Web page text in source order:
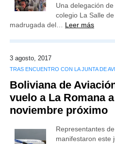
Una delegación
colegio La Salle
madrugada del… Leer más
3 agosto, 2017
TRAS ENCUENTRO CON LA JUNTA DE
Boliviana de
vuelo a La Romana
noviembre próximo
Representantes
manifestaron este